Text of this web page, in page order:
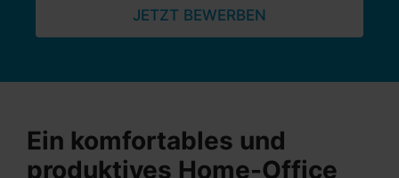
JETZT BEWERBEN
Ein komfortables und
produktives Home-Office